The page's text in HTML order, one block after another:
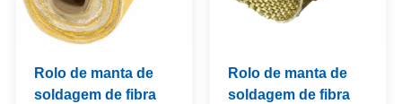
Rolo de manta de
soldagem de fibra
Rolo de manta de
soldagem de fibra